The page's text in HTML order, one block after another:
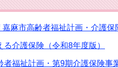
嘉麻市高齢者福祉計画・介護保
る介護保険（令和8年度版）
者福祉計画・第9期介護保険事